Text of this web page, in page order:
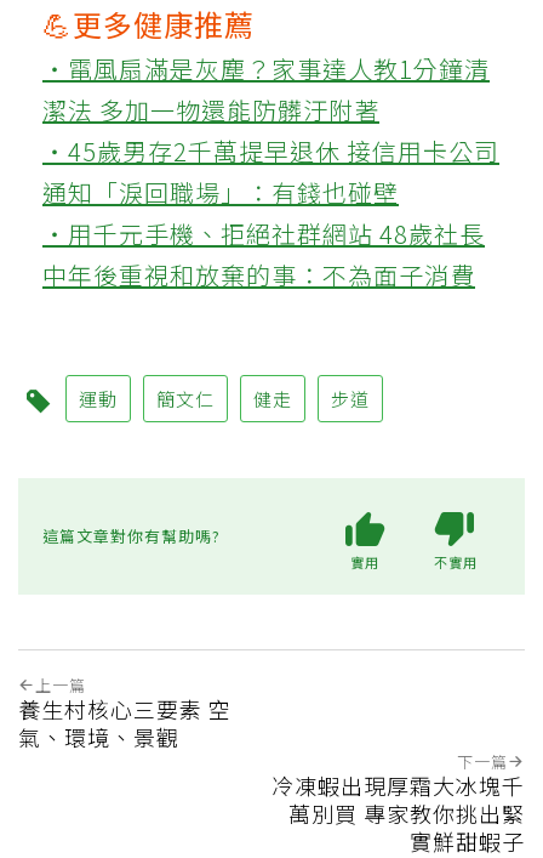
💪更多健康推薦
‧電風扇滿是灰塵？家事達人教1分鐘清
潔法 多加一物還能防髒汙附著
‧45歲男存2千萬提早退休 接信用卡公司
通知「淚回職場」：有錢也碰壁
‧用千元手機、拒絕社群網站 48歲社長
中年後重視和放棄的事：不為面子消費
運動 簡文仁 健走 步道
這篇文章對你有幫助嗎?
實用 不實用
上一篇
養生村核心三要素 空
氣、環境、景觀
下一篇
冷凍蝦出現厚霜大冰塊千
萬別買 專家教你挑出緊
實鮮甜蝦子